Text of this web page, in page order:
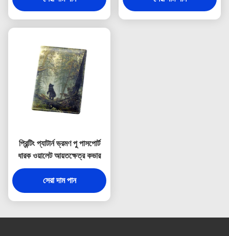
প্রিন্টিং প্যাটার্ন ভ্রমণ পু পাসপোর্ট
ধারক ওয়ালেট আয়তক্ষেত্র কভার
সেরা দাম পান